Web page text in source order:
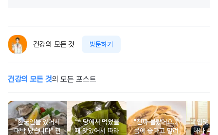
건강의 모든 것 방문하기
건강의 모든 것의 모든 포스트
"한국인들 있어서
대박 났습니다" 관
"식당에서 먹었을
때 맛있어서 따라
"진짜 몰랐어요.."
몸에 좋다고 말려
"입맛 없
하나 싸